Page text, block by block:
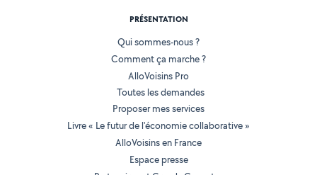
PRÉSENTATION
Qui sommes-nous ?
Comment ça marche ?
AlloVoisins Pro
Toutes les demandes
Proposer mes services
Livre « Le futur de l'économie collaborative »
AlloVoisins en France
Espace presse